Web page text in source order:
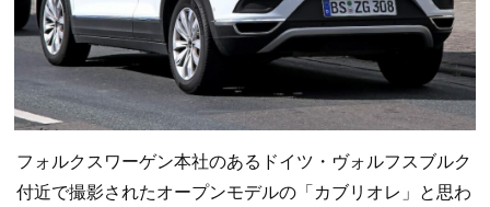
フォルクスワーゲン本社のあるドイツ・ヴォルフスブルク
付近で撮影されたオープンモデルの「カブリオレ」と思わ